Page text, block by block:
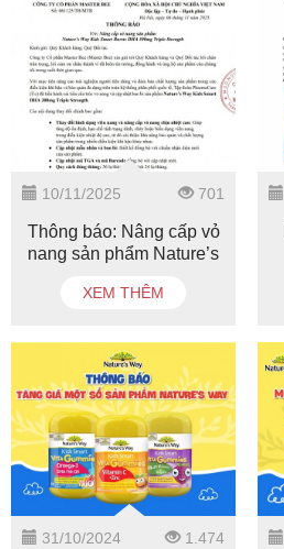
10/11/2025 701
Thông báo: Nâng cấp vỏ
nang sản phẩm Nature’s
DHA 300mg Triple
XEM THÊM
31/10/2024 1.474